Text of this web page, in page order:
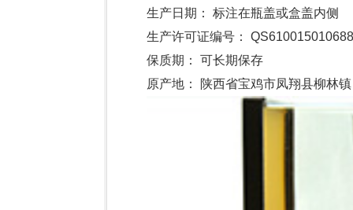
生产日期：
标注在瓶盖或盒盖内侧
生产许可证编号：
QS610015010688
保质期：
可长期保存
原产地：
陕西省宝鸡市凤翔县柳林镇